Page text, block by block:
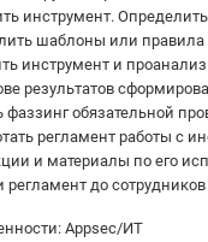
инструмент.
шаблоны или правила
инструмент и
результатов
фаззинг обязательной
регламент работы с
и материалы по его
регламент до
Appsec/ИТ